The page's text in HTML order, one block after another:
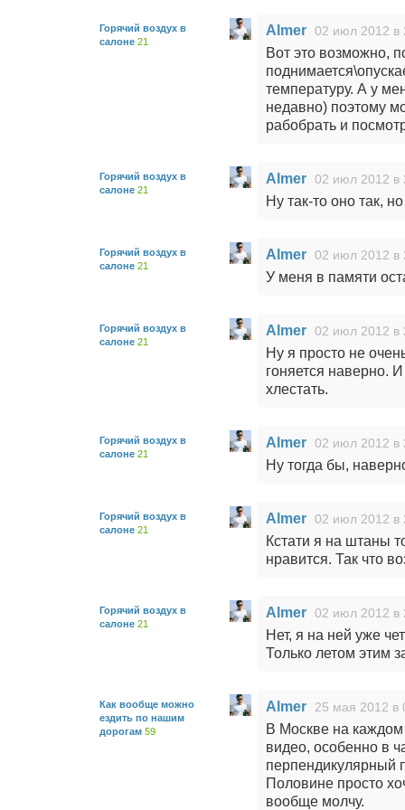
Горячий воздух в
салоне 21
Almer 02 июл 2012 в
Вот это возможно,
температуру. А у
недавно) поэтому
рабобрать и
Горячий воздух в
салоне 21
Almer 02 июл 2012 в
Ну так-то оно так,
Горячий воздух в
салоне 21
Almer 02 июл 2012 в
У меня в памяти
Горячий воздух в
салоне 21
Almer 02 июл 2012 в
Ну я просто не
гоняется наверно.
хлестать.
Горячий воздух в
салоне 21
Almer 02 июл 2012 в
Ну тогда бы,
Горячий воздух в
салоне 21
Almer 02 июл 2012 в
Кстати я на штаны
нравится. Так что
Горячий воздух в
салоне 21
Almer 02 июл 2012 в
Нет, я на ней уже
Только летом этим
Как вообще можно
ездить по нашим
дорогам 59
Almer 25 мая 2012 в
В Москве на каждом
видео, особенно в
перпендикулярный
Половине просто
вообще молчу.